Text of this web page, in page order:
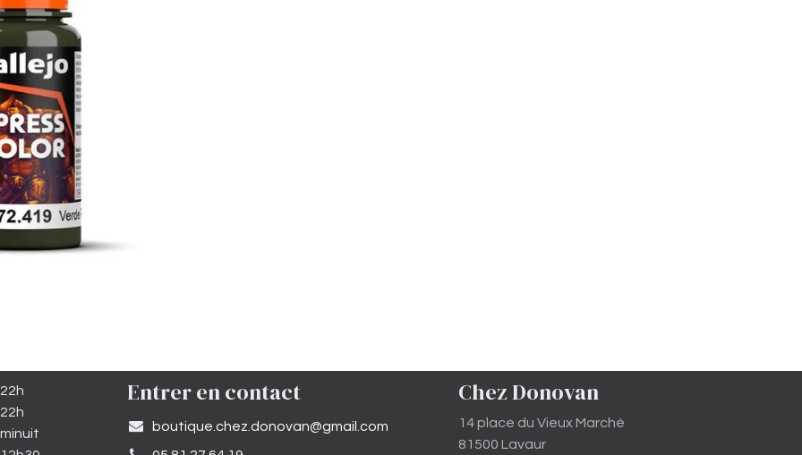
Entrer en contact
​boutique.chez.donovan@gmail.com​
Chez Donovan
14 place du Vieux Marché
81500 Lavaur